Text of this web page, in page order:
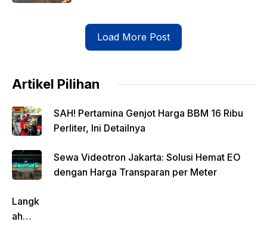
Load More Post
Artikel Pilihan
SAH! Pertamina Genjot Harga BBM 16 Ribu
Perliter, Ini Detailnya
Sewa Videotron Jakarta: Solusi Hemat EO
dengan Harga Transparan per Meter
Langk
ah